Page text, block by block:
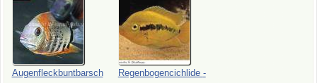
Augenfleckbuntbarsch
Regenbogencichlide -